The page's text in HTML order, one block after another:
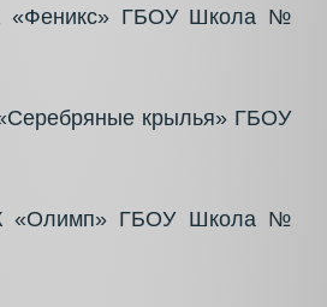
ГБОУ Школа №
крылья» ГБОУ
«Олимп» ГБОУ Школа №